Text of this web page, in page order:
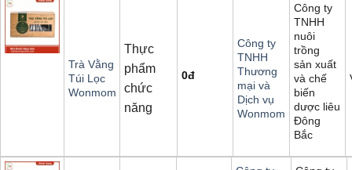
Trà Vằng
Túi Lọc
Wonmom
Thực
phẩm
chức
năng
0đ
Công ty
TNHH
Thương
mại và
Dịch vụ
Wonmom
Công ty
TNHH
nuôi
trồng
sản xuất
và chế
biến
dược liêu
Đông
Bắc